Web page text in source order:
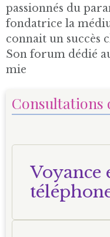
passionnés du
fondatrice la
connait un succès
Son forum dédié
mie
Consultations
Voyance